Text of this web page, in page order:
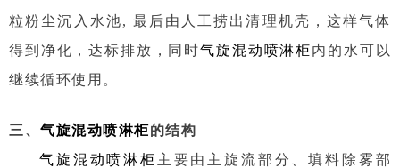
粒粉尘沉入水池, 最后由人工捞出清理机壳，这样气体
得到净化，达标排放，同时气旋混动喷淋柜内的水可以
继续循环使用。
三、 气旋混动喷淋柜的结构
气旋混动喷淋柜 主要由主旋流部分、填料除雾部